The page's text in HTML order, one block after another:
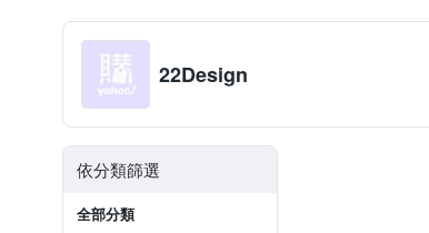
22Design
依分類篩選
全部分類